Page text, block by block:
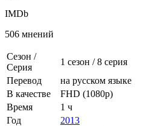
IMDb
506 мнений
Сезон /
Серия
1 сезон /8 серия
Перевод
на русском языке
В качестве
FHD (1080p)
Время
1 ч
Год
2013